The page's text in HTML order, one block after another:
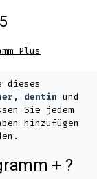
Plus
dieses
, dentin und
Sie jedem
hinzufügen
+ ?